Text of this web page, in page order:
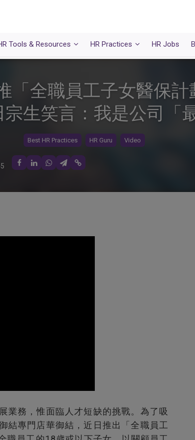
Tools & Resources HR Practices HR Jobs
「全職員工子女醫保
生笑言：我是公司「
Best HR Practices HR Guru Video
業務，惟面臨人才短缺的挑戰。為了吸
結專門店華御結，近日推出「全職員工